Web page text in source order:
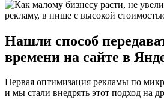
Нашли способ
времени на сайте в
Первая оптимизация рекламы по
и мы стали внедрять этот подход на